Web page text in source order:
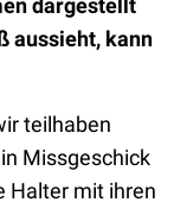
dargestellt
aussieht, kann
teilhaben
Missgeschick
Halter mit ihren